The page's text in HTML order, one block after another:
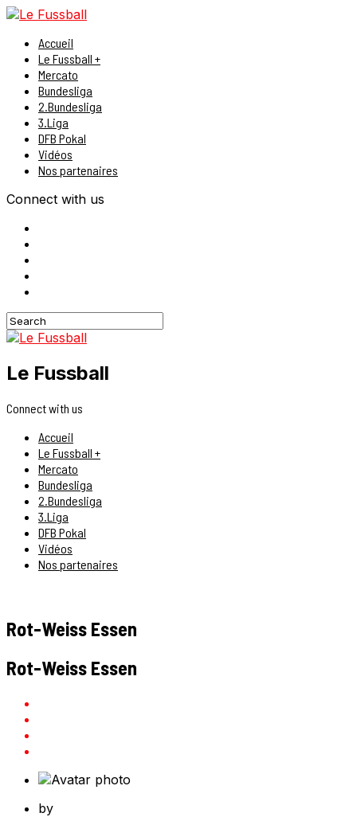
Accueil
Le Fussball +
Mercato
Bundesliga
2.Bundesliga
3.Liga
DFB Pokal
Vidéos
Nos partenaires
Connect with us
Le Fussball
Connect with us
Accueil
Le Fussball +
Mercato
Bundesliga
2.Bundesliga
3.Liga
DFB Pokal
Vidéos
Nos partenaires
Rot-Weiss Essen
Rot-Weiss Essen
by